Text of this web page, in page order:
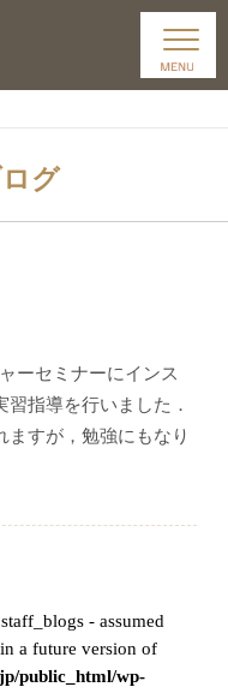
グ
ーセミナーにインス
習指導を行いました．
ますが，勉強にもなり
- assumed
a future version of
public_html/wp-